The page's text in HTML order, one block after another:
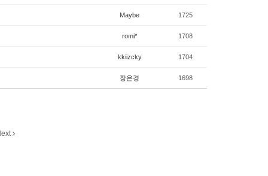
Maybe 1725
romi* 1708
kkiizcky 1704
장은경 1698